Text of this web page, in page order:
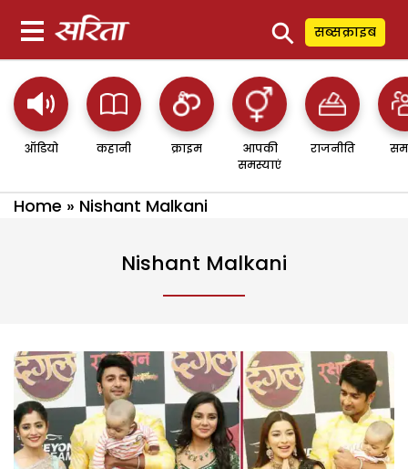
⚲ सब्सक्राइब
ऑडियो कहानी क्राइम
आपकी
समस्याएं
राजनीति
Home » Nishant Malkani
Nishant Malkani